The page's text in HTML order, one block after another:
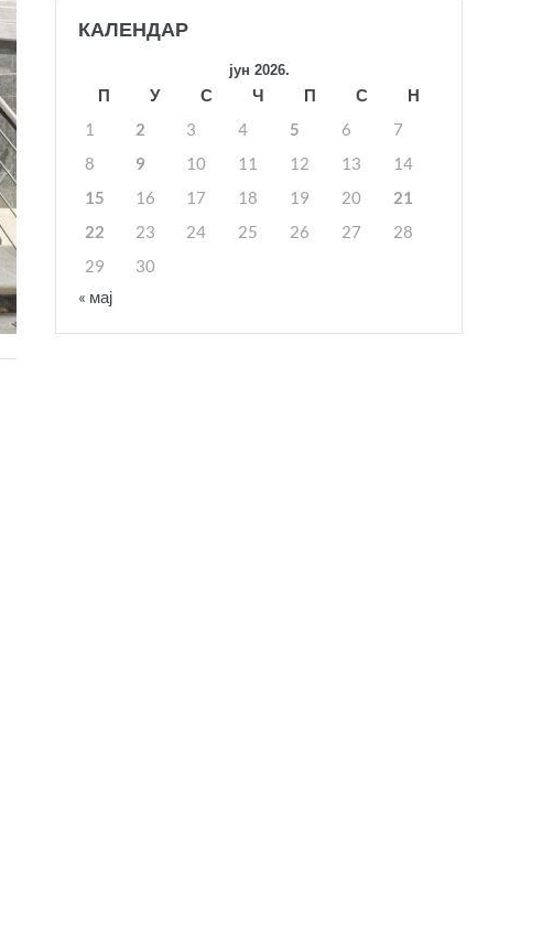
КАЛЕНДАР
јун 2026.
П У С Ч П С
Н
1
2 3 4 5 6
7
8
9 10 11 12 13
14
15
16 17 18 19 20
21
22
23 24 25 26 27
28
29
30
« мај